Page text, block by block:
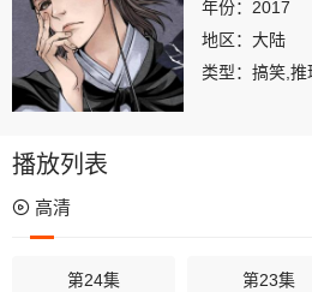
年份： 2017
地区： 大陆
类型： 搞笑,推
播放列表
高清
第24集 第23集